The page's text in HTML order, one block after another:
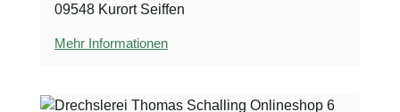
09548 Kurort Seiffen
Mehr Informationen